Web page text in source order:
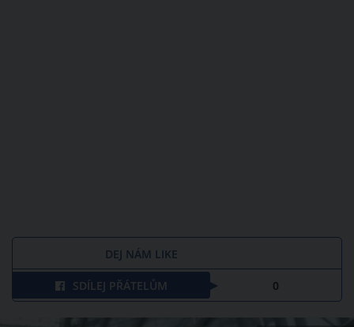
DEJ NÁM LIKE
SDÍLEJ PŘÁTELŮM 0